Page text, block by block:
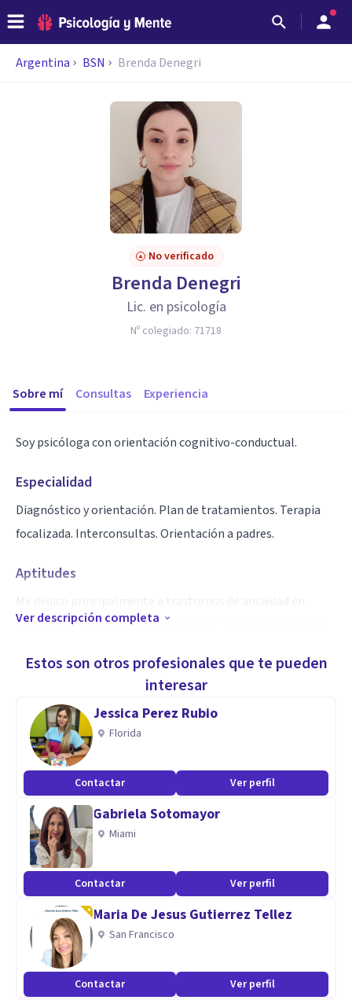
Argentina BSN Brenda Denegri
No verificado
Brenda Denegri
Lic. en psicología
Nº colegiado: 71718
Sobre mí Consultas Experiencia
Soy psicóloga con orientación cognitivo-conductual.
Especialidad
Diagnóstico y orientación. Plan de tratamientos. Terapia
focalizada. Interconsultas. Orientación a padres.
Aptitudes
adultos, entre ellos fobias específicas, fobia social, T.O.C y
campo de la depresión, específicamente trabajando con
activación conductual y terapia cognitiva.
Ver descripción completa
Estos son otros profesionales que te pueden
interesar
Jessica Perez Rubio
Florida
Contactar Ver perfil
Gabriela Sotomayor
Miami
Contactar Ver perfil
Maria De Jesus Gutierrez Tellez
San Francisco
Contactar Ver perfil